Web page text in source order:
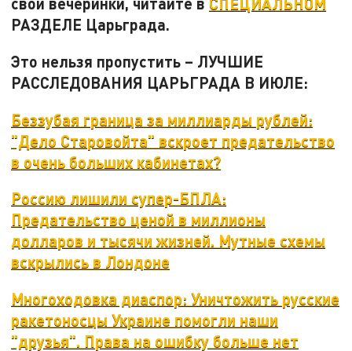
РАЗДЕЛЕ Царьграда.
Это нельзя пропустить – ЛУЧШИЕ
РАССЛЕДОВАНИЯ ЦАРЬГРАДА В ИЮЛЕ:
Беззубая граница за миллиарды рублей:
"Дело Старовойта" вскроет предательство
в очень больших кабинетах?
Россию лишили супер-БПЛА:
Предательство ценой в миллионы
долларов и тысячи жизней. Мутные схемы
вскрылись в Лондоне
Многоходовка диаспор: Уничтожить русские
ракетоносцы Украине помогли наши
"друзья". Права на ошибку больше нет